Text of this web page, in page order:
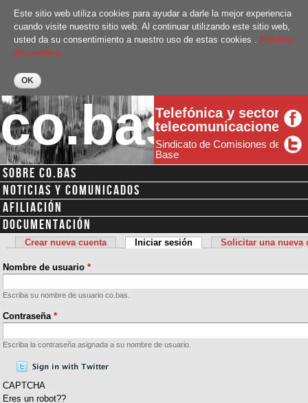
Pasar al
contenido
Este sitio web utiliza cookies para ayudar a darle la mejor experiencia
cuando visite nuestro sitio web. Al continuar utilizando este sitio web,
usted da su consentimiento a nuestro uso de estas cookies . Politica
de cookies.
co.basTelefónica y sector
telecomunicaciones
Sindicato de Comisiones de
Base
Menú secundario
SOBRE CO.BAS
NOTICIAS Y COMUNICADOS
AFILIACIÓN
DOCUMENTACIÓN
Solapas principales
Crear nueva cuenta Iniciar sesión (solapa activa)
Solicitar una nueva
Nombre de usuario*
Escriba su nombre de usuario co.bas.
Contraseña*
Escriba la contraseña asignada a su nombre de usuario.
CAPTCHA
Eres un robot??